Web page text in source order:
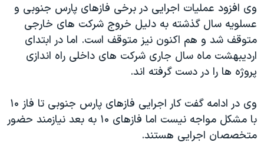
اسرائیل در جنگ
نرگس محمدی برنده جایزه نوبل صلح
همایش محافظه‌کاران آمریکا «سی‌پک»
سفر پرزیدنت ترامپ به چین
وی افزود عمليات اجرايی در برخی فازهای پارس جنوبی و
عسلويه سال گذشته به دليل خروج شرکت های خارجی
متوقف شد و هم اکنون نيز متوقف است. اما در ابتدای
ارديبهشت ماه سال جاری شرکت های داخلی راه اندازی
پروژه ها را در دست گرفته اند.
وی در ادامه گفت کار اجرايی فازهای پارس جنوبی تا فاز ۱۰
با مشکل مواجه نيست اما فازهای ۱۰ به بعد نيازمند حضور
متخصصان اجرايی هستند.